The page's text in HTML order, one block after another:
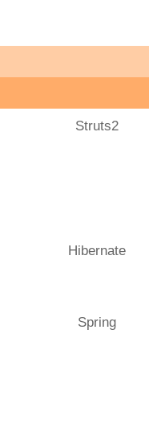
Struts2
Hibernate
Spring